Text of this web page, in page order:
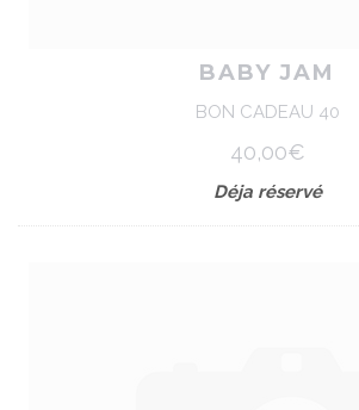
BABY JAM
BON CADEAU 40
40,00€
Déja réservé